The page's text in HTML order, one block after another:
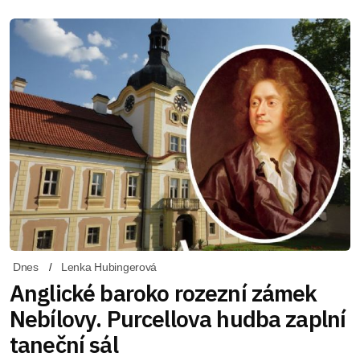
Dnes Lenka Hubingerová
Anglické baroko rozezní zámek
Nebílovy. Purcellova hudba zaplní
taneční sál